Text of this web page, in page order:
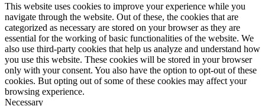
This website uses cookies to improve your experience while you
navigate through the website. Out of these, the cookies that are
categorized as necessary are stored on your browser as they are
essential for the working of basic functionalities of the website. We
also use third-party cookies that help us analyze and understand how
you use this website. These cookies will be stored in your browser
only with your consent. You also have the option to opt-out of these
cookies. But opting out of some of these cookies may affect your
browsing experience.
Necessary